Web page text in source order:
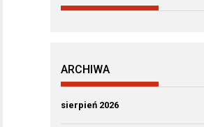
ARCHIWA
sierpień 2026